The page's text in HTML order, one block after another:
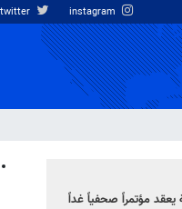
مؤتمراً صحفياً غداً